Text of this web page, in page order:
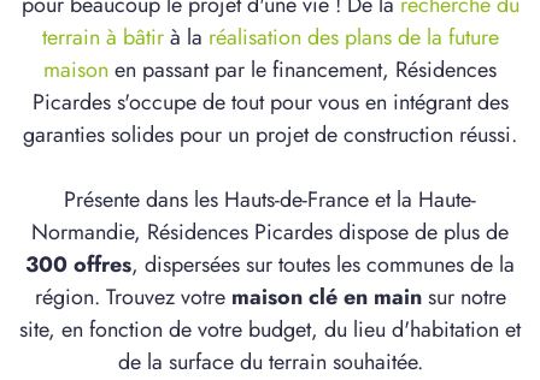
terrain à bâtirà la réalisation des plans de la future
maison en passant par le financement, Résidences
Picardes s'occupe de tout pour vous en intégrant des
garanties solides pour un projet de construction réussi.
Présente dans les Hauts-de-France et la Haute-
Normandie, Résidences Picardes dispose de plus de
300 offres, dispersées sur toutes les communes de la
région. Trouvez votre maison clé en mainsur notre
site, en fonction de votre budget, du lieu d'habitation et
de la surface du terrain souhaitée.